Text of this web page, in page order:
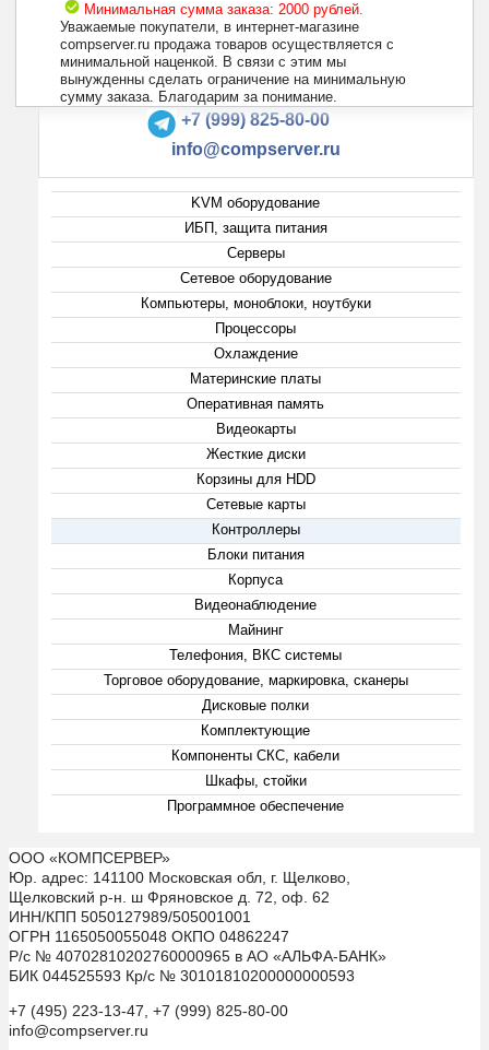
Минимальная сумма заказа: 2000 рублей.
Уважаемые покупатели, в интернет-магазине
compserver.ru продажа товаров осуществляется с
минимальной наценкой. В связи с этим мы
вынужденны сделать ограничение на минимальную
сумму заказа. Благодарим за понимание.
+7 (495) 223-13-47
+7 (999) 825-80-00
info@compserver.ru
KVM оборудование
ИБП, защита питания
Серверы
Сетевое оборудование
Компьютеры, моноблоки, ноутбуки
Процессоры
Охлаждение
Материнские платы
Оперативная память
Видеокарты
Жесткие диски
Корзины для HDD
Сетевые карты
Контроллеры
Блоки питания
Корпуса
Видеонаблюдение
Майнинг
Телефония, ВКС системы
Торговое оборудование, маркировка, сканеры
Дисковые полки
Комплектующие
Компоненты СКС, кабели
Шкафы, стойки
Программное обеспечение
ООО «КОМПСЕРВЕР»
Юр. адрес: 141100 Московская обл, г. Щелково,
Щелковский р-н. ш Фряновское д. 72, оф. 62
ИНН/КПП 5050127989/505001001
ОГРН 1165050055048 ОКПО 04862247
Р/с № 40702810202760000965 в АО «АЛЬФА-БАНК»
БИК 044525593 Кр/с № 30101810200000000593
+7 (495) 223-13-47, +7 (999) 825-80-00
info@compserver.ru